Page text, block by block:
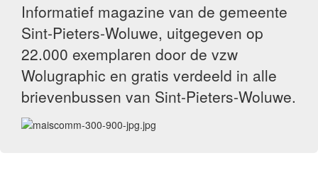
Informatief magazine van de gemeente
Sint-Pieters-Woluwe, uitgegeven op
22.000 exemplaren door de vzw
Wolugraphic en gratis verdeeld in alle
brievenbussen van Sint-Pieters-Woluwe.